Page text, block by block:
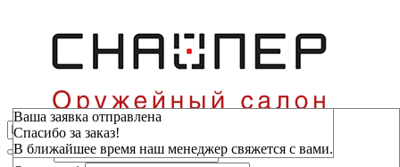
Зарезервировать
Фамилия*
Имя*
Ваша заявка отправлена
Спасибо за заказ!
В ближайшее время наш менеджер свяжется с вами.